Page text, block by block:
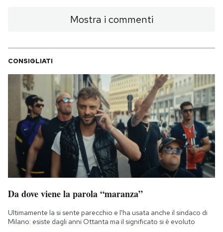
Mostra i commenti
CONSIGLIATI
Da dove viene la parola “maranza”
Ultimamente la si sente parecchio e l'ha usata anche il sindaco di
Milano: esiste dagli anni Ottanta ma il significato si è evoluto